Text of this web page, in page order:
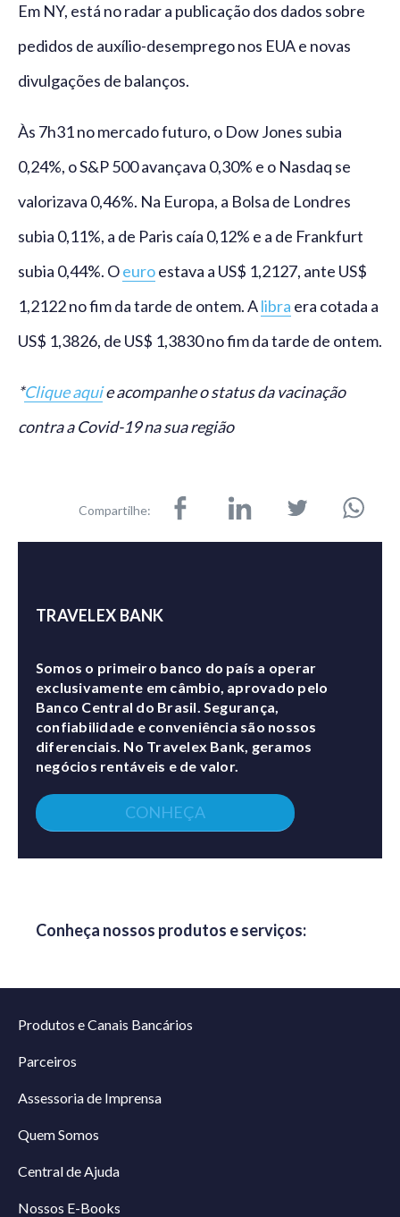
Em NY, está no radar a publicação dos dados sobre
pedidos de auxílio-desemprego nos EUA e novas
divulgações de balanços.
Às 7h31 no mercado futuro, o Dow Jones subia
0,24%, o S&P 500 avançava 0,30% e o Nasdaq se
valorizava 0,46%. Na Europa, a Bolsa de Londres
subia 0,11%, a de Paris caía 0,12% e a de Frankfurt
subia 0,44%. Oeuroestava a US$ 1,2127, ante US$
1,2122 no fim da tarde de ontem. Alibra era cotada a
US$ 1,3826, de US$ 1,3830 no fim da tarde de ontem.
*Clique aquie acompanhe o status da vacinação
contra a Covid-19 na sua região
Compartilhe:
TRAVELEX BANK
Somos o primeiro banco do país a operar
exclusivamente em câmbio, aprovado pelo
Banco Central do Brasil. Segurança,
confiabilidade e conveniência são nossos
diferenciais. No Travelex Bank, geramos
negócios rentáveis e de valor.
CONHEÇA
Conheça nossos produtos e serviços:
Produtos e Canais Bancários
Parceiros
Assessoria de Imprensa
Quem Somos
Central de Ajuda
Nossos E-Books